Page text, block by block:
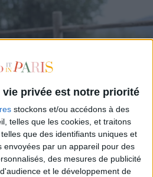
privée est notre priorité
stockons et/ou accédons à des
telles que les cookies, et traitons
que des identifiants uniques et
envoyées par un appareil pour des
des mesures de publicité
et le développement de
POCHE À DÉVORER CET ÉTÉ